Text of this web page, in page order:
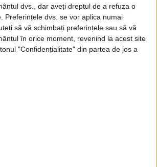
dvs., dar aveți dreptul de a refuza o
Preferințele dvs. se vor aplica numai
să vă schimbați preferințele sau să vă
în orice moment, revenind la acest site
"Confidențialitate" din partea de jos a